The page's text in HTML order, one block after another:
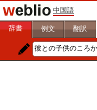
中国語
辞書 例文 翻訳